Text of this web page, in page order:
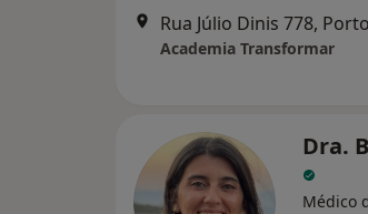
Rua Júlio Dinis 778, Porto
Academia Transformar
Dra.
Médico